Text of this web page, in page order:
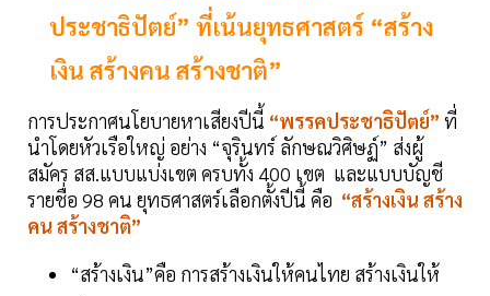
ประชาธิปัตย์” ที่เน้นยุทธศาสตร์ “สร้าง
เงิน สร้างคน สร้างชาติ”
การประกาศนโยบายหาเสียงปีนี้ “พรรคประชาธิปัตย์” ที่
นำโดยหัวเรือใหญ่ อย่าง “จุรินทร์ ลักษณวิศิษฏ์” ส่งผู้
สมัคร สส.แบบแบ่งเขต ครบทั้ง 400 เขต และแบบบัญชี
รายชื่อ 98 คน ยุทธศาสตร์เลือกตั้งปีนี้ คือ “สร้างเงิน สร้าง
คน สร้างชาติ”
“สร้างเงิน”คือ การสร้างเงินให้คนไทย สร้างเงินให้